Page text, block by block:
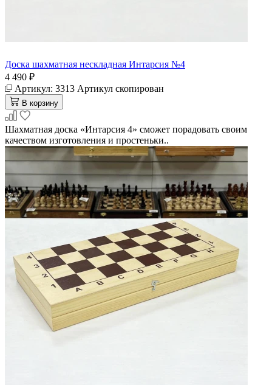
Доска шахматная нескладная Интарсия №4
4 490 ₽
Артикул: 3313 Артикул скопирован
В корзину
Шахматная доска «Интарсия 4» сможет порадовать своим
качеством изготовления и простеньки..